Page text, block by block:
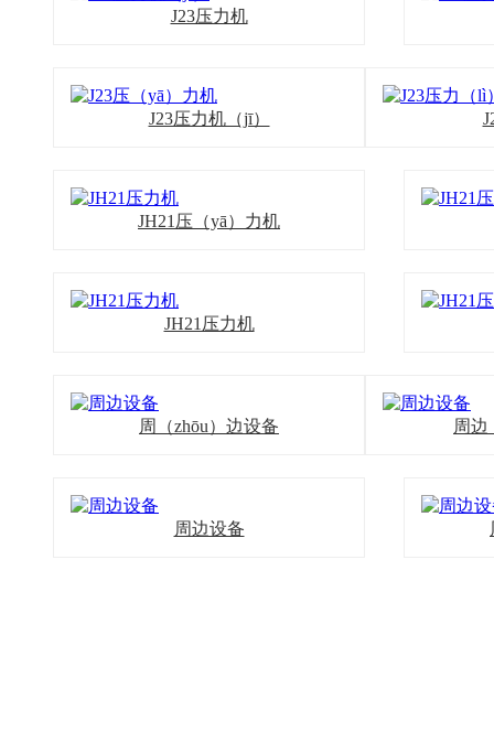
J23压力机
J23压力机（jī）
JH21压（yā）力机
JH21压力机
周（zhōu）边设备 周边
周边设备